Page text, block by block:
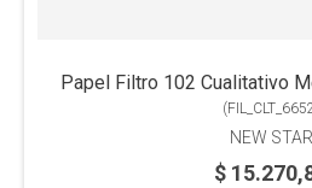
Papel Filtro 102 Cualitativo
(
NEW STAR
$